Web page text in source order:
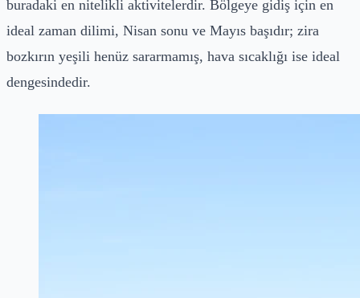
buradaki en nitelikli aktivitelerdir. Bölgeye gidiş için en
ideal zaman dilimi, Nisan sonu ve Mayıs başıdır; zira
bozkırın yeşili henüz sararmamış, hava sıcaklığı ise ideal
dengesindedir.